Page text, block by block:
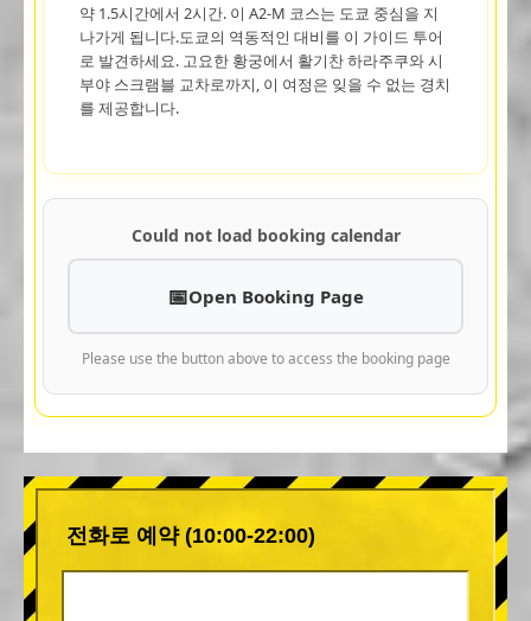
약 1.5시간에서 2시간. 이 A2-M 코스는 도쿄 중심을 지
나가게 됩니다.도쿄의 역동적인 대비를 이 가이드 투어
로 발견하세요. 고요한 황궁에서 활기찬 하라주쿠와 시
부야 스크램블 교차로까지, 이 여정은 잊을 수 없는 경치
를 제공합니다.
Could not load booking calendar
Open Booking Page
Please use the button above to access the booking page
전화로 예약 (10:00-22:00)